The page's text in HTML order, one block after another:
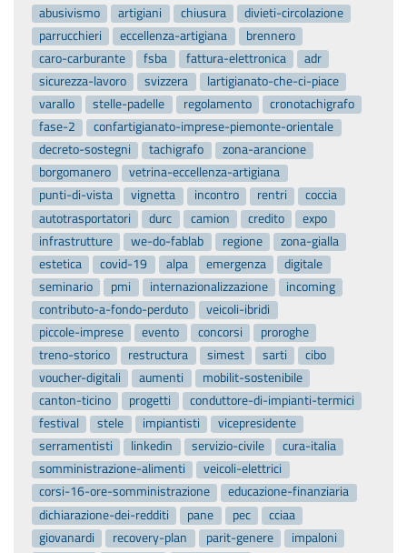
abusivismo
artigiani chiusura
divieti-circolazione
parrucchieri
eccellenza-artigiana
brennero
caro-carburante
fsba fattura-elettronica
adr
sicurezza-lavoro
svizzera
lartigianato-che-ci-piace
varallo
stelle-padelle regolamento
cronotachigrafo
fase-2
confartigianato-imprese-piemonte-orientale
decreto-sostegni
tachigrafo
zona-arancione
borgomanero
vetrina-eccellenza-artigiana
punti-di-vista
vignetta incontro rentri
coccia
autotrasportatori
durc camion credito
expo
infrastrutture
we-do-fablab regione
zona-gialla
estetica
covid-19 alpa emergenza
digitale
seminario
pmi internazionalizzazione
incoming
contributo-a-fondo-perduto
veicoli-ibridi
piccole-imprese
evento concorsi
proroghe
treno-storico
restructura simest sarti
cibo
voucher-digitali
aumenti
mobilit-sostenibile
canton-ticino
progetti
conduttore-di-impianti-termici
festival
stele impiantisti
vicepresidente
serramentisti
linkedin servizio-civile
cura-italia
somministrazione-alimenti
veicoli-elettrici
corsi-16-ore-somministrazione
educazione-finanziaria
dichiarazione-dei-redditi
pane pec
cciaa
giovanardi
recovery-plan parit-genere
impaloni